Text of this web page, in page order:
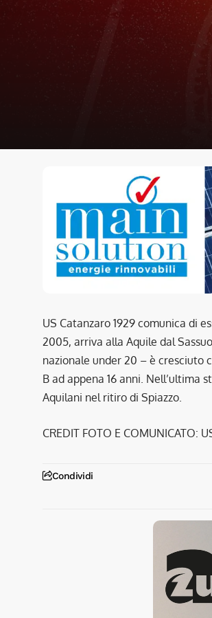
US Catanzaro 1929 comunica di
2005, arriva alla Aquile dal
nazionale under 20 – è cresciuto
B ad appena 16 anni. Nell’ultima
Aquilani nel ritiro di Spiazzo.
CREDIT FOTO E COMUNICATO:
Condividi